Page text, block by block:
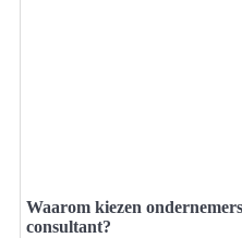
Waarom kiezen
consultant?